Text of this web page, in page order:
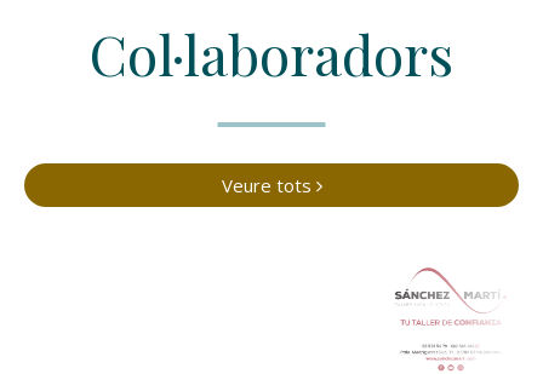
Col·laboradors
Veure tots